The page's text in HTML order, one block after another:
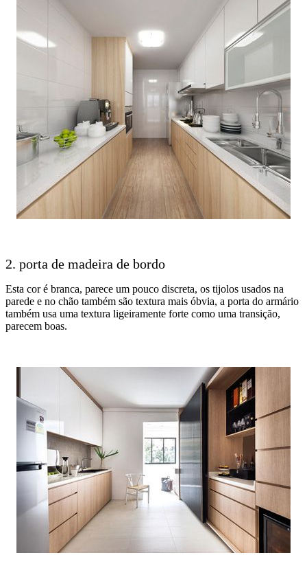
2. porta de madeira de bordo
Esta cor é branca, parece um pouco discreta, os tijolos usados na
parede e no chão também são textura mais óbvia, a porta do armário
também usa uma textura ligeiramente forte como uma transição,
parecem boas.